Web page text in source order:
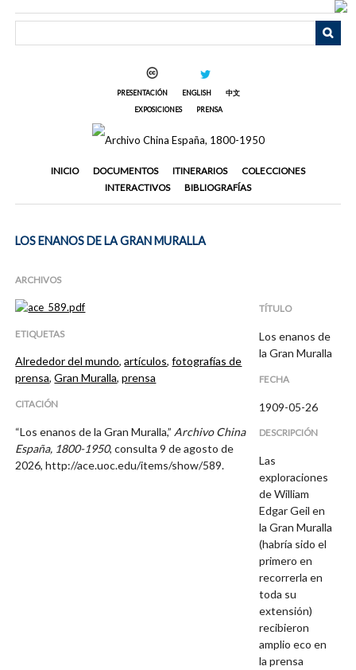
PRESENTACIÓN ENGLISH
中文
EXPOSICIONES
PRENSA
INICIO DOCUMENTOS ITINERARIOS
COLECCIONES
INTERACTIVOS
BIBLIOGRAFÍAS
LOS ENANOS DE LA GRAN MURALLA
ARCHIVOS
ETIQUETAS
Alrededor del mundo,artículos,fotografías de
prensa,Gran Muralla,prensa
CITACIÓN
“Los enanos de la Gran Muralla,” Archivo China
España, 1800-1950, consulta 9 de agosto de
2026,http://ace.uoc.edu/items/show/589.
TÍTULO
Los enanos de
la Gran Muralla
FECHA
1909-05-26
DESCRIPCIÓN
Las
exploraciones
de William
Edgar Geil en
la Gran Muralla
(habría sido el
primero en
recorrerla en
toda su
extensión)
recibieron
amplio eco en
la prensa